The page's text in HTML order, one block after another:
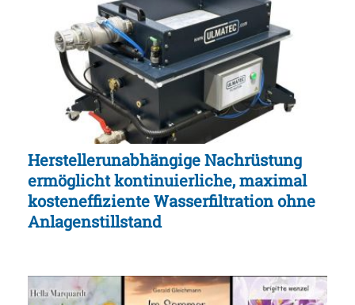
Herstellerunabhängige Nachrüstung
ermöglicht kontinuierliche, maximal
kosteneffiziente Wasserfiltration ohne
Anlagenstillstand